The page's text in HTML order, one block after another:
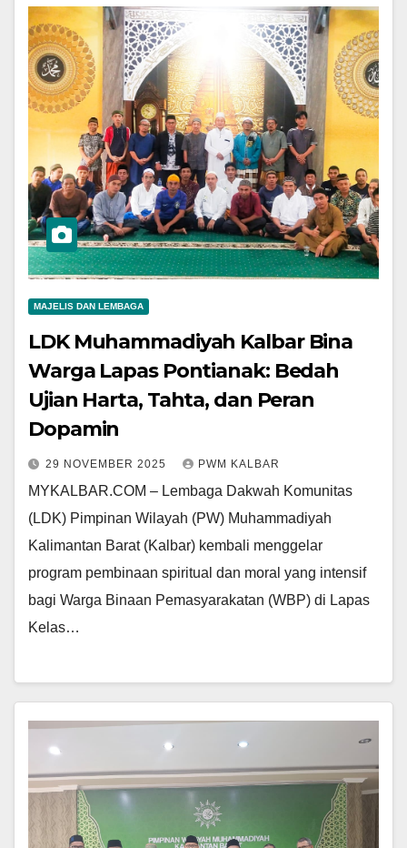
MAJELIS DAN LEMBAGA
LDK Muhammadiyah Kalbar Bina
Warga Lapas Pontianak: Bedah
Ujian Harta, Tahta, dan Peran
Dopamin
29 NOVEMBER 2025 PWM KALBAR
MYKALBAR.COM – Lembaga Dakwah Komunitas
(LDK) Pimpinan Wilayah (PW) Muhammadiyah
Kalimantan Barat (Kalbar) kembali menggelar
program pembinaan spiritual dan moral yang intensif
bagi Warga Binaan Pemasyarakatan (WBP) di Lapas
Kelas…